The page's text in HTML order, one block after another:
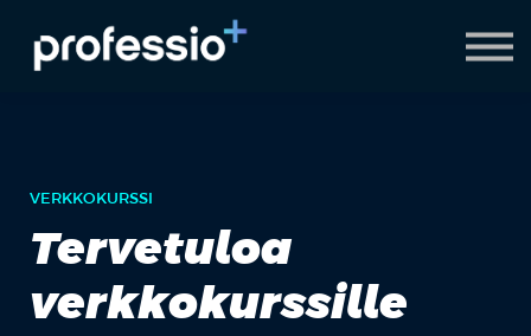
AI Coach
Pyydä demo
VERKKOKURSSI
Tervetuloa
verkkokurssille